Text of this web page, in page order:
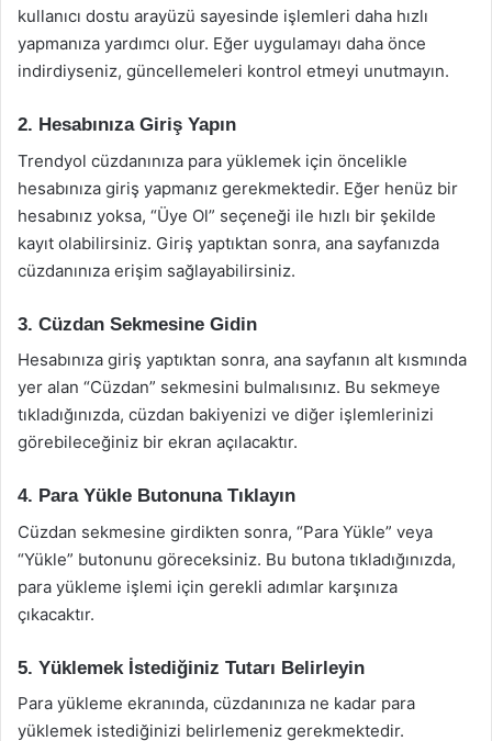
kullanıcı dostu arayüzü sayesinde işlemleri daha hızlı
yapmanıza yardımcı olur. Eğer uygulamayı daha önce
indirdiyseniz, güncellemeleri kontrol etmeyi unutmayın.
2. Hesabınıza Giriş Yapın
Trendyol cüzdanınıza para yüklemek için öncelikle
hesabınıza giriş yapmanız gerekmektedir. Eğer henüz bir
hesabınız yoksa, “Üye Ol” seçeneği ile hızlı bir şekilde
kayıt olabilirsiniz. Giriş yaptıktan sonra, ana sayfanızda
cüzdanınıza erişim sağlayabilirsiniz.
3. Cüzdan Sekmesine Gidin
Hesabınıza giriş yaptıktan sonra, ana sayfanın alt kısmında
yer alan “Cüzdan” sekmesini bulmalısınız. Bu sekmeye
tıkladığınızda, cüzdan bakiyenizi ve diğer işlemlerinizi
görebileceğiniz bir ekran açılacaktır.
4. Para Yükle Butonuna Tıklayın
Cüzdan sekmesine girdikten sonra, “Para Yükle” veya
“Yükle” butonunu göreceksiniz. Bu butona tıkladığınızda,
para yükleme işlemi için gerekli adımlar karşınıza
çıkacaktır.
5. Yüklemek İstediğiniz Tutarı Belirleyin
Para yükleme ekranında, cüzdanınıza ne kadar para
yüklemek istediğinizi belirlemeniz gerekmektedir.